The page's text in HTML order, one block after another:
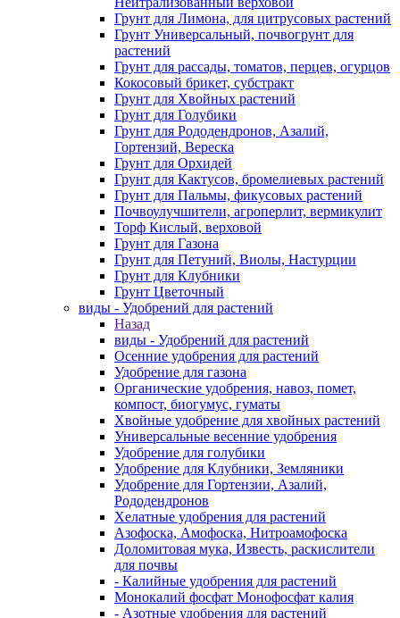
Грунт для Лимона, для цитрусовых растений
Грунт Универсальный, почвогрунт для
растений
Грунт для рассады, томатов, перцев, огурцов
Кокосовый брикет, субстракт
Грунт для Хвойных растений
Грунт для Голубики
Грунт для Рододендронов, Азалий,
Гортензий, Вереска
Грунт для Орхидей
Грунт для Кактусов, бромелиевых растений
Грунт для Пальмы, фикусовых растений
Почвоулучшители, агроперлит, вермикулит
Торф Кислый, верховой
Грунт для Газона
Грунт для Петуний, Виолы, Настурции
Грунт для Клубники
Грунт Цветочный
виды - Удобрений для растений
Назад
виды - Удобрений для растений
Осенние удобрения для растений
Удобрение для газона
Органические удобрения, навоз, помет,
компост, биогумус, гуматы
Хвойные удобрение для хвойных растений
Универсальные весенние удобрения
Удобрение для голубики
Удобрение для Клубники, Земляники
Удобрение для Гортензии, Азалий,
Рододендронов
Хелатные удобрения для растений
Азофоска, Амофоска, Нитроамофоска
Доломитовая мука, Известь, раскислители
для почвы
- Калийные удобрения для растений
Монокалий фосфат Монофосфат калия
- Азотные удобрения для растений